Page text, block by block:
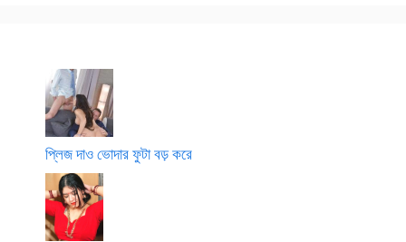
প্লিজ দাও ভোদার ফুটা বড় করে